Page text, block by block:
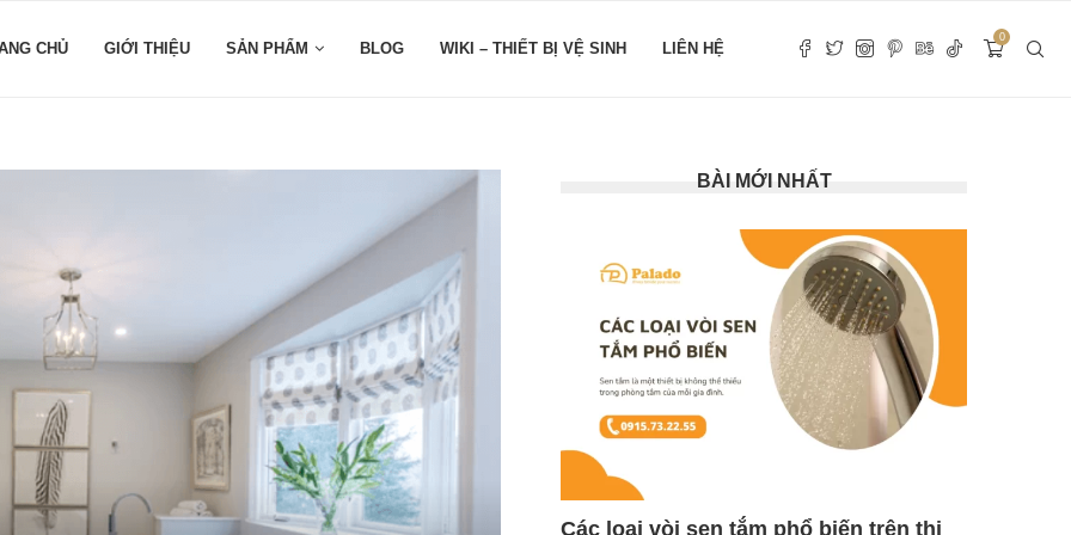
CHỦ GIỚI THIỆU SẢN PHẨM BLOG WIKI – THIẾT BỊ VỆ SINH LIÊN HỆ
0
BÀI MỚI NHẤT
Các loại vòi sen tắm phổ biến trên thị